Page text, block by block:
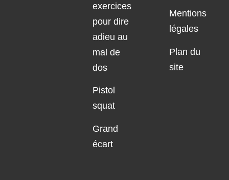
exercices
pour dire
adieu au
mal de
dos
Pistol
squat
Grand
écart
Mentions
légales
Plan du
site